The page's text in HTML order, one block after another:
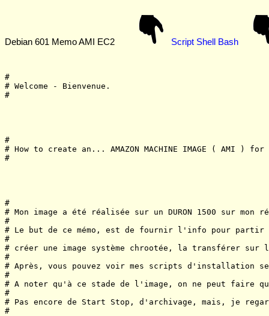
Debian 601 Memo AMI EC2 Script Shell Bash
#
# Welcome - Bienvenue.
#
#
# How to create an... AMAZON MACHINE IMAGE ( AMI ) for
#
#
# Mon image a été réalisée sur un DURON 1500 sur
#
# Le but de ce mémo, est de fournir l'info pour partir
#
# créer une image système chrootée, la transférer
#
# Après, vous pouvez voir mes scripts d'installation
#
# A noter qu'à ce stade de l'image, on ne peut faire
#
# Pas encore de Start Stop, d'archivage, mais, je
#